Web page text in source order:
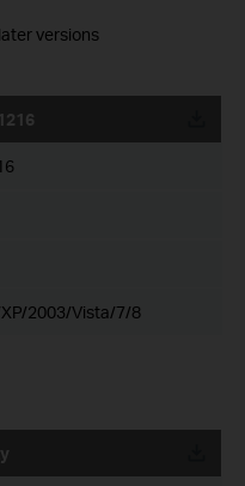
versions
XP/2003/Vista/7/8